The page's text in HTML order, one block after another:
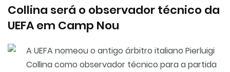
Collina será o observador técnico da
UEFA em Camp Nou
A UEFA nomeou o antigo árbitro italiano Pierluigi
Collina como observador técnico para a partida